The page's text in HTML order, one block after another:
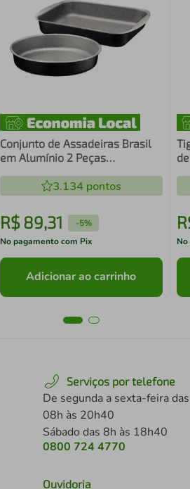
Conjunto de Assadeiras Brasil
em Alumínio 2 Peças
3.134pontos
R$89,31 -5%
No pagamento com Pix
Adicionar ao carrinho
Serviços por telefone
De segunda a sexta-feira das
08h às 20h40
Sábado das 8h às 18h40
0800 724 4770
Ouvidoria